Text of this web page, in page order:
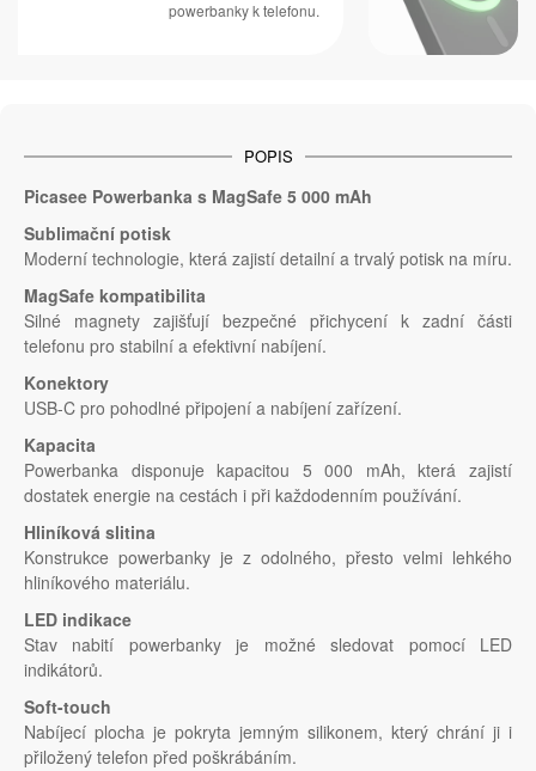
powerbanky k telefonu.
POPIS
Picasee Powerbanka s MagSafe 5 000 mAh
Sublimační potisk
Moderní technologie, která zajistí detailní a trvalý potisk na míru.
MagSafe kompatibilita
Silné magnety zajišťují bezpečné přichycení k zadní části
telefonu pro stabilní a efektivní nabíjení.
Konektory
USB-C pro pohodlné připojení a nabíjení zařízení.
Kapacita
Powerbanka disponuje kapacitou 5 000 mAh, která zajistí
dostatek energie na cestách i při každodenním používání.
Hliníková slitina
Konstrukce powerbanky je z odolného, přesto velmi lehkého
hliníkového materiálu.
LED indikace
Stav nabití powerbanky je možné sledovat pomocí LED
indikátorů.
Soft-touch
Nabíjecí plocha je pokryta jemným silikonem, který chrání ji i
přiložený telefon před poškrábáním.